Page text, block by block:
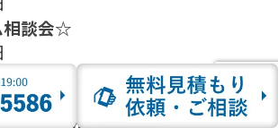
相談会☆
談会☆